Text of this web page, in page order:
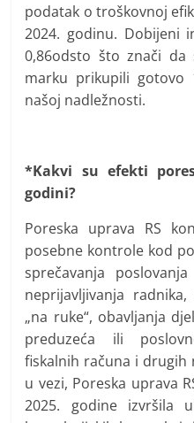
podatak o troškovnoj
2024. godinu. Dobijeni
0,86odsto što znači
marku prikupili gotovo
našoj nadležnosti.
*Kakvi su efekti
godini?
Poreska uprava RS
posebne kontrole kod
sprečavanja
neprijavljivanja
„na ruke“, obavljanja
preduzeća ili
fiskalnih računa i drugih
u vezi, Poreska uprava
2025. godine izvršila